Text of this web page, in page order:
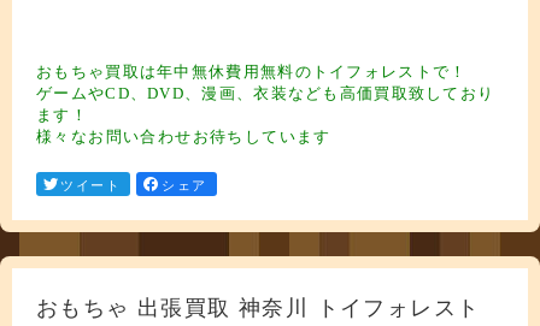
おもちゃ買取は年中無休費用無料のトイフォレストで！
ゲームやCD、DVD、漫画、衣装なども高価買取致しており
ます！
様々なお問い合わせお待ちしています
ツイート シェア
おもちゃ 出張買取 神奈川 トイフォレスト